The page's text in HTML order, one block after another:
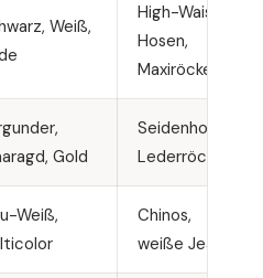
Weiß,
High-Waist-
Hosen,
Maxiröcke
Gold
Seidenhosen,
Lederröcke
Weiß,
Chinos,
weiße Jeans